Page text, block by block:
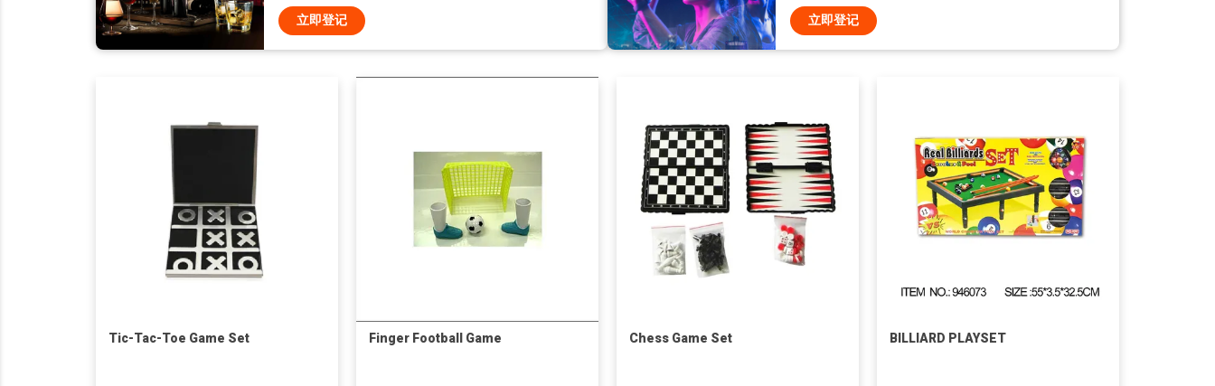
立即登记
立即登记
Tic-Tac-Toe Game Set Finger Football Game Chess Game Set BILLIARD PLAYSET